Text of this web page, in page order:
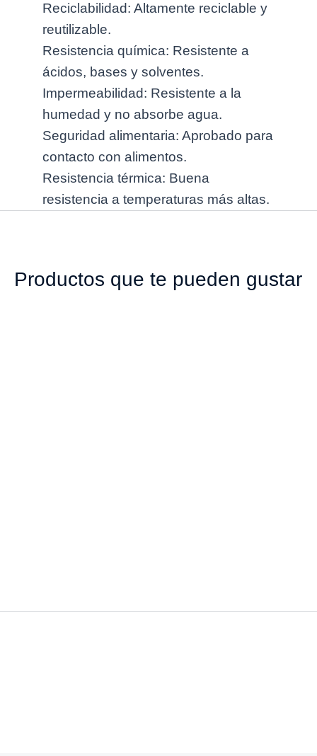
Reciclabilidad: Altamente reciclable y
reutilizable.
Resistencia química: Resistente a
ácidos, bases y solventes.
Impermeabilidad: Resistente a la
humedad y no absorbe agua.
Seguridad alimentaria: Aprobado para
contacto con alimentos.
Resistencia térmica: Buena
resistencia a temperaturas más altas.
Productos que te pueden gustar